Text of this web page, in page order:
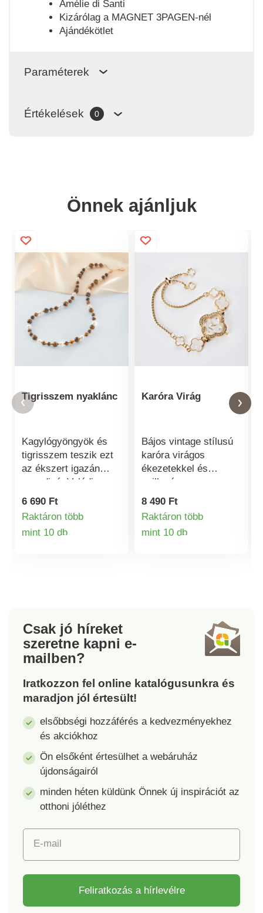
Amélie di Santi
Kizárólag a MAGNET 3PAGEN-nél
Ajándékötlet
Paraméterek
Értékelések 0
Önnek ajánljuk
Tigrisszem nyaklánc
Kagylógyöngyök és
tigrisszem teszik ezt
az ékszert igazán
egyedivé. Valódi
kagylógyöngyök.
Amélie di Santi.
6 690 Ft
Raktáron több
mint 10 dbTermékinformációk
Karóra Virág
Bájos vintage stílusú
karóra virágos
ékezetekkel és
csillogó
strasszkövekkel -
elegáns. A finom szíj
bármilyen csuklóhoz
8 490 Ft
Raktáron több
mint 10 db
Csak jó híreket
szeretne kapni e-
mailben?
Iratkozzon fel online katalógusunkra és
maradjon jól értesült!
elsőbbségi hozzáférés a kedvezményekhez
és akciókhoz
Ön elsőként értesülhet a webáruház
újdonságairól
minden héten küldünk Önnek új inspirációt az
otthoni jóléthez
E-mail
Feliratkozás a hírlevélre